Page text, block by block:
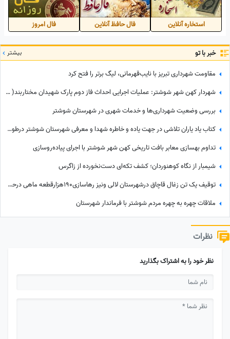
استخاره آنلاین فال حافظ آنلاین فال امروز
خبر با تو بیشتر
مقاومت شهرداری تبریز با نایب‌قهرمانی، لیگ برتر را فتح کرد
شهردار کهن شهر شوشتر: عملیات اجرایی احداث فاز دوم پارک شهیدان مختاربند( سبزه میدان ) شتاب می‌گیرد
بررسی وضعیت شهرداری‌ها و خدمات شهری در شهرستان شوشتر
کتاب یاد یاران تلاشی در جهت یاده و خاطره شهدا و معرفی شهرستان شوشتر درطول هشت سال دفاع مقدس
تداوم بهسازی معابر بافت تاریخی کهن شهر شوشتر با اجرای پیاده‌روسازی
شیمبار از نگاه کوهنوردان؛ کشف تکه‌ای دست‌نخورده از زاگرس
توقیف یک تن زغال قاچاق درشهرستان لالی ونیز رهاسازی190هزارقطعه ماهی درحوزه آبگیر این شهرستان
ملاقات چهره به چهره مردم شوشتر با فرماندار شهرستان
نظرات
نظر خود را به اشتراک بگذارید